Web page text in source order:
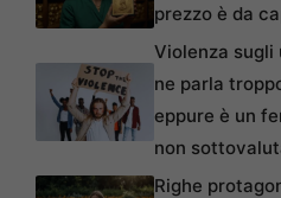
prezzo è da
Violenza sugli
ne parla
eppure è un
non
Righe